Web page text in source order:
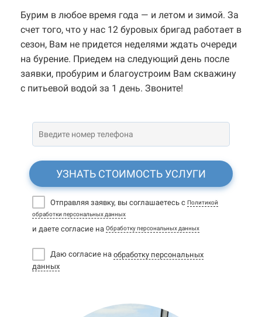
Бурим в любое время года — и летом и зимой. За
счет того, что у нас 12 буровых бригад работает в
сезон, Вам не придется неделями ждать очереди
на бурение. Приедем на следующий день после
заявки, пробурим и благоустроим Вам скважину
с питьевой водой за 1 день. Звоните!
УЗНАТЬ СТОИМОСТЬ УСЛУГИ
Отправляя заявку, вы соглашаетесь с Политикой
обработки персональных данных
и даете согласие на Обработку персональных данных
Даю согласие на обработку персональных
данных